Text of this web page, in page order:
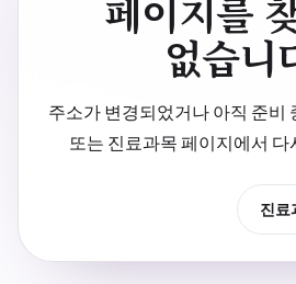
한의원 안내
진료과목
페이지를
없습니
주소가 변경되었거나 아직 준비
또는 진료과목 페이지에서 다
진료